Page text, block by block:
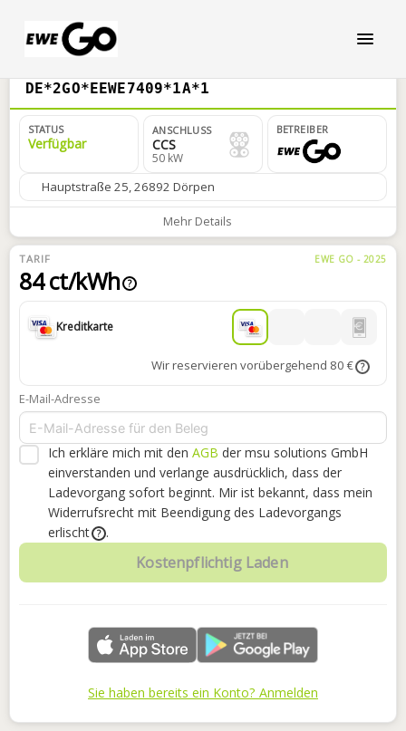
DE*2GO*EEWE7409*1A*1
STATUS
Verfügbar
ANSCHLUSS
CCS
50 kW
BETREIBER
Hauptstraße 25, 26892 Dörpen
Mehr Details
TARIF EWE GO - 2025
84 ct/kWh ?
Kreditkarte
Wir reservieren vorübergehend 80 € ?
E-Mail-Adresse
Ich erkläre mich mit den AGB der msu solutions GmbH
einverstanden und verlange ausdrücklich, dass der
Ladevorgang sofort beginnt. Mir ist bekannt, dass mein
Widerrufsrecht mit Beendigung des Ladevorgangs
erlischt
? .
Kostenpflichtig Laden
Sie haben bereits ein Konto? Anmelden